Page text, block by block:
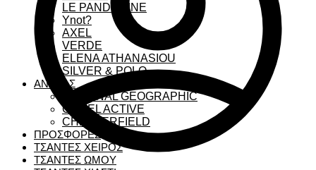
LE PANDORINE
Ynot?
AXEL
VERDE
ELENA ATHANASIOU
SILVER & POLO
ΑΝΔΡΑΣ
NATIONAL GEOGRAPHIC
CAMEL ACTIVE
CHESTERFIELD
ΠΡΟΣΦΟΡΕΣ
ΤΣΑΝΤΕΣ ΧΕΙΡΟΣ
ΤΣΑΝΤΕΣ ΩΜΟΥ